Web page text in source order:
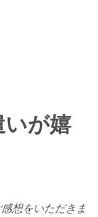
いが嬉
想をいただきま